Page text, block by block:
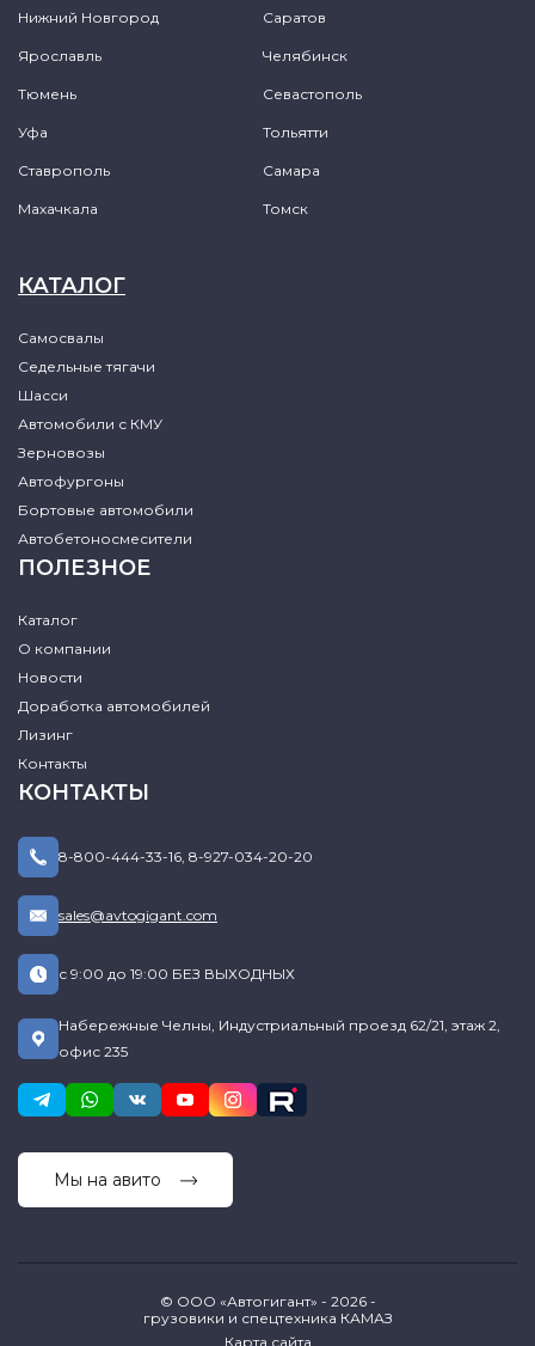
Нижний Новгород Саратов
Ярославль Челябинск
Тюмень Севастополь
Уфа Тольятти
Ставрополь Самара
Махачкала Томск
КАТАЛОГ
Самосвалы
Седельные тягачи
Шасси
Автомобили с КМУ
Зерновозы
Автофургоны
Бортовые автомобили
Автобетоносмесители
ПОЛЕЗНОЕ
Каталог
О компании
Новости
Доработка автомобилей
Лизинг
Контакты
КОНТАКТЫ
8-800-444-33-16, 8-927-034-20-20
sales@avtogigant.com
с 9:00 до 19:00 БЕЗ ВЫХОДНЫХ
Набережные Челны, Индустриальный проезд 62/21, этаж 2,
офис 235
Мы на авито
© ООО «Автогигант» - 2026 -
грузовики и спецтехника КАМАЗ
Карта сайта